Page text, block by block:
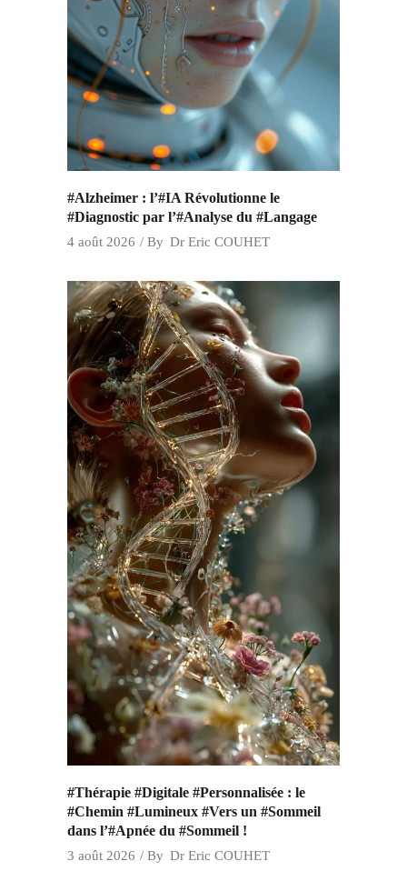
#Alzheimer : l’#IA Révolutionne le
#Diagnostic par l’#Analyse du #Langage
4 août 2026 By Dr Eric COUHET
#Thérapie #Digitale #Personnalisée : le
#Chemin #Lumineux #Vers un #Sommeil
dans l’#Apnée du #Sommeil !
3 août 2026 By Dr Eric COUHET